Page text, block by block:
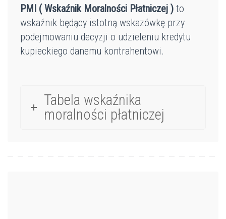
PMI ( Wskaźnik Moralności Płatniczej ) to
wskaźnik będący istotną wskazówkę przy
podejmowaniu decyzji o udzieleniu kredytu
kupieckiego danemu kontrahentowi.
Tabela wskaźnika
moralności płatniczej